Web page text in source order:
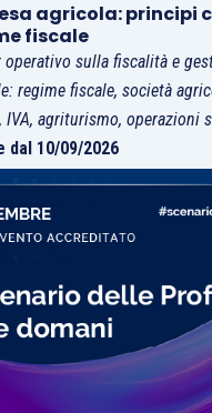
agricola: principi
fiscale
operativo sulla fiscalità e
regime fiscale, società
IVA, agriturismo, operazioni
dal 10/09/2026